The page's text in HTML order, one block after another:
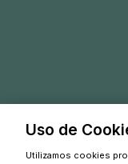
Uso de
Utilizamos cookies